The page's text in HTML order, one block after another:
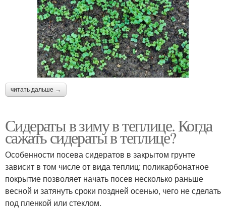
читать дальше →
Сидераты в зиму в теплице. Когда
сажать сидераты в теплице?
Особенности посева сидератов в закрытом грунте
зависит в том числе от вида теплиц: поликарбонатное
покрытие позволяет начать посев несколько раньше
весной и затянуть сроки поздней осенью, чего не сделать
под пленкой или стеклом.